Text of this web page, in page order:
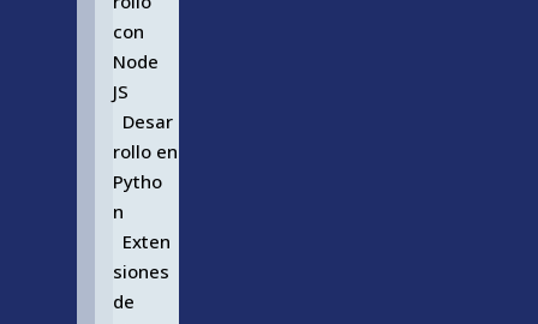
con
Node
JS
Desar
rollo en
Pytho
n
Exten
siones
de